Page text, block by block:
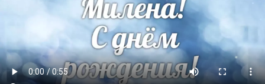
С Днем рождения
Свадьба
Годовщина свадьбы